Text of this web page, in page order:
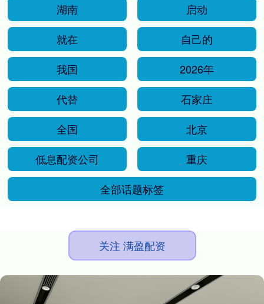
湖南
启动
就在
自己的
我国
2026年
代替
石家庄
全国
北京
低息配资公司
重庆
全部话题标签
关注 满盈配资